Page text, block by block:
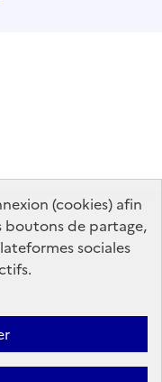
(cookies) afin
boutons de partage,
sociales
info.gouv.fr
partiellement conforme